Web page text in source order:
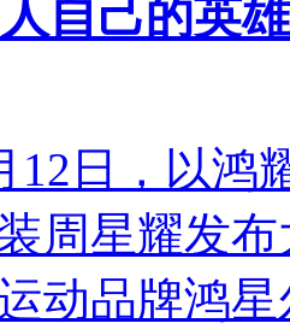
自己的英
12日，以鸿
周星耀发
动品牌鸿